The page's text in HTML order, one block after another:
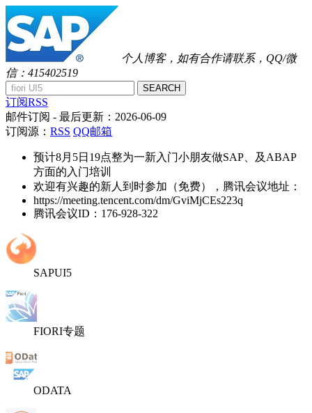
个人博客，如有合作请联系，QQ/微
信：415402519
SEARCH
订阅RSS
邮件订阅 - 最后更新： 2026-06-09
订阅源： RSS QQ邮箱
预计8月5日19点整为一新入门小朋友做SAP、及ABAP
方面的入门培训
欢迎有兴趣的新人到时参加（免费），腾讯会议地址：
https://meeting.tencent.com/dm/GviMjCEs223q
腾讯会议ID：176-928-322
SAPUI5
FIORI专题
ODATA